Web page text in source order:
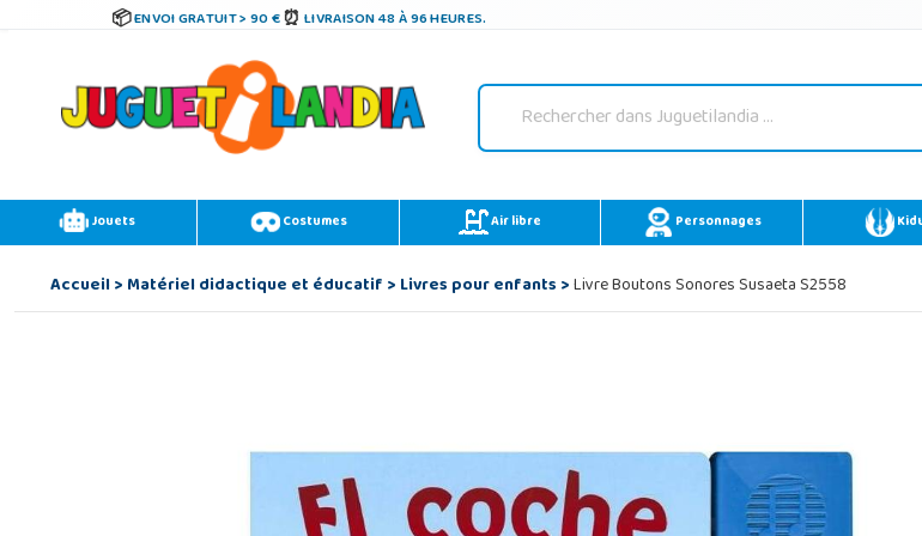
ENVOI GRATUIT > 90 € LIVRAISON 48 À 96 HEURES.
Jouets Costumes Air libre Personnages
Accueil>Matériel didactique et éducatif>Livres pour enfants>Livre Boutons Sonores Susaeta S2558